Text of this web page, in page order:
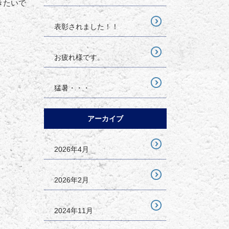
たいで
表彰されました！！
お疲れ様です。
猛暑・・・
アーカイブ
2026年4月
2026年2月
2024年11月